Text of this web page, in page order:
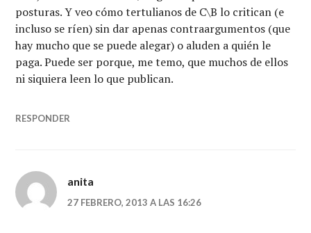
posturas. Y veo cómo tertulianos de C\B lo critican (e
incluso se ríen) sin dar apenas contraargumentos (que
hay mucho que se puede alegar) o aluden a quién le
paga. Puede ser porque, me temo, que muchos de ellos
ni siquiera leen lo que publican.
RESPONDER
anita
27 FEBRERO, 2013 A LAS 16:26